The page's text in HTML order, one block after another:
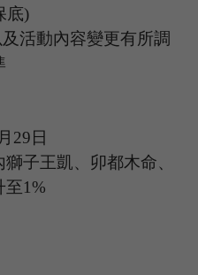
底)
活動內容變更有所調
月 29 日
子王凱、卯都木命、
至1%